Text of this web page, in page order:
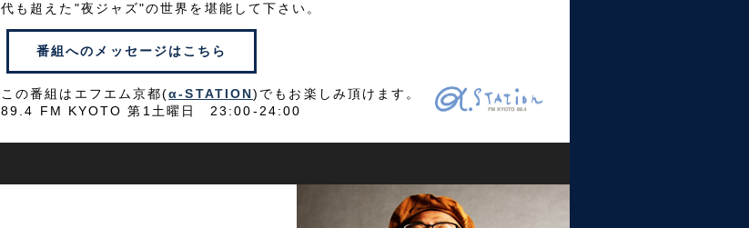
代も超えた"夜ジャズ"の世界を堪能して下さい。
番組へのメッセージはこちら
この番組はエフエム京都(α-STATION)でもお楽しみ頂けます。
89.4 FM KYOTO 第1土曜日 23:00-24:00